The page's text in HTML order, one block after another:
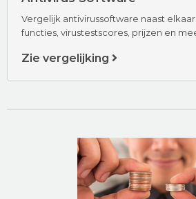
Vergelijk antivirussoftware naast
functies, virustestscores, prijzen en
Zie vergelijking